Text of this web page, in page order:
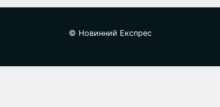
© Новинний Експрес